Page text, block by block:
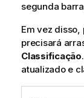
segunda
Em vez
precisará
Classificação
atualizado e